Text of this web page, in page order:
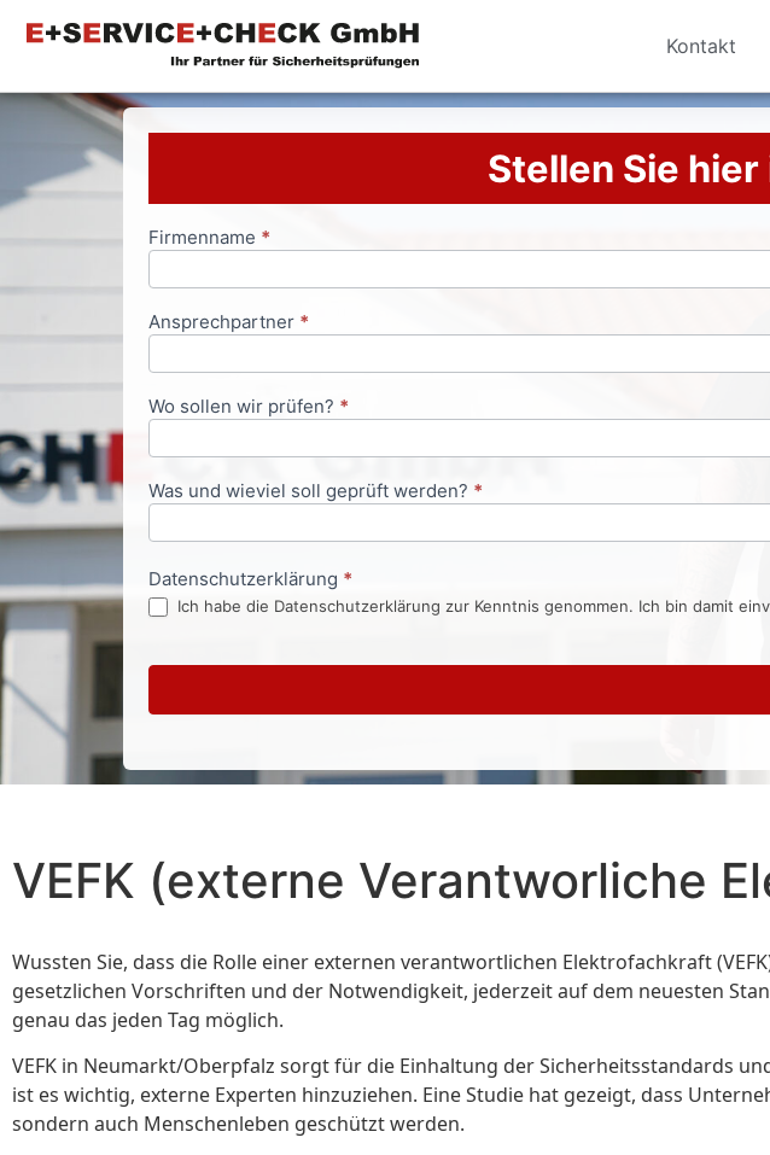
Kontakt
Stellen Sie
Anfrageformular
Firmenname *
Ansprechpartner *
Wo sollen wir prüfen? *
Was und wieviel soll geprüft werden? *
Datenschutzerklärung *
Ich habe die Datenschutzerklärung zur Kenntnis genommen. Ich bin damit
VEFK (externe Verantworliche
Wussten Sie, dass die Rolle einer externen verantwortlichen Elektrofachkraft
gesetzlichen Vorschriften und der Notwendigkeit, jederzeit auf dem neuesten
genau das jeden Tag möglich.
VEFK in Neumarkt/Oberpfalz sorgt für die Einhaltung der Sicherheitsstandards
ist es wichtig, externe Experten hinzuziehen. Eine Studie hat gezeigt, dass
sondern auch Menschenleben geschützt werden.